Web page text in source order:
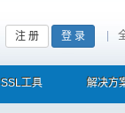
注 册 登 录
SSL工具 解决方